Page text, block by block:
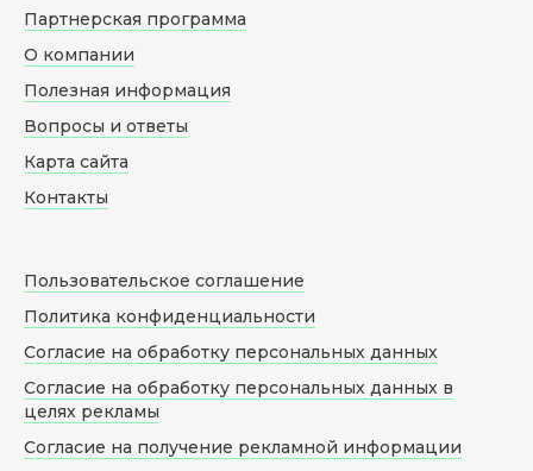
Партнерская программа
О компании
Полезная информация
Вопросы и ответы
Карта сайта
Контакты
Пользовательское соглашение
Политика конфиденциальности
Согласие на обработку персональных данных
Согласие на обработку персональных данных в
целях рекламы
Согласие на получение рекламной информации